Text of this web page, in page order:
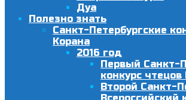
Дуа
Полезно знать
Санкт-Петербургские
Корана
2016 год
Первый Санкт-
конкурс чтецов
Второй Санкт-